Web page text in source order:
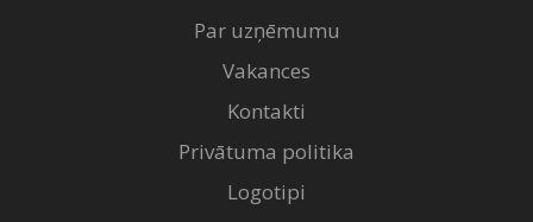
Par uzņēmumu
Vakances
Kontakti
Privātuma politika
Logotipi